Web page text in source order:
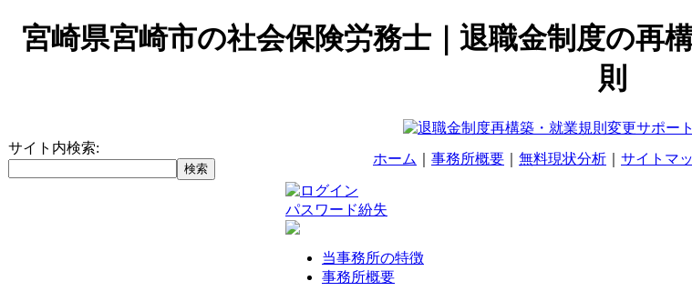
宮崎県宮崎市の社会保険労務士｜退職金制度の再
則
サイト内検索:
ホーム 事務所概要 無料現状分析 サイトマ
パスワード紛失
当事務所の特徴
事務所概要